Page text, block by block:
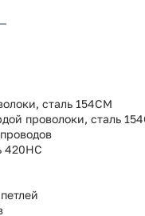
сталь 154CM
проволоки, сталь
420HC